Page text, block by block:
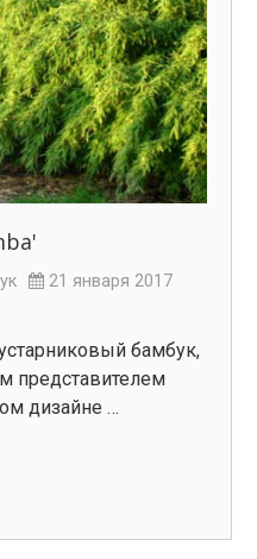
21 января 2017
бамбук,
представителем
дизайне …